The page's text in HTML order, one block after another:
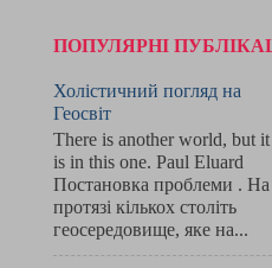
ПОПУЛЯРНІ
Холістичний погляд на
Геосвіт
There is another world, but it
is in this one. Paul Eluard
Постановка проблеми . На
протязі кількох століть
геосередовище, яке на...